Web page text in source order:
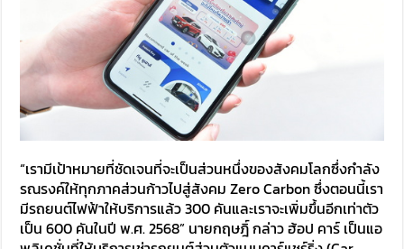
“เรามีเป้าหมายที่ชัดเจนที่จะเป็นส่วนหนึ่งของสังคมโลกซึ่งกำลัง
รณรงค์ให้ทุกภาคส่วนก้าวไปสู่สังคม Zero Carbon ซึ่งตอนนี้เรา
มีรถยนต์ไฟฟ้าให้บริการแล้ว 300 คันและเราจะเพิ่มขึ้นอีกเท่าตัว
เป็น 600 คันในปี พ.ศ. 2568” นายกฤษฎิ์ กล่าว ฮ้อป คาร์ เป็นแอ